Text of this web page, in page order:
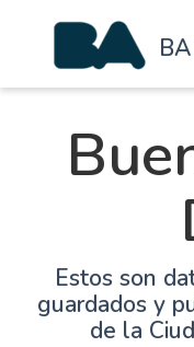
Estos son
guardados y
de la